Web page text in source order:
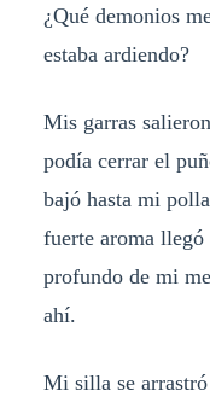
¿Qué demonios
estaba ardiendo?
Mis garras
podía cerrar el
bajó hasta mi
fuerte aroma
profundo de mi
ahí.
Mi silla se